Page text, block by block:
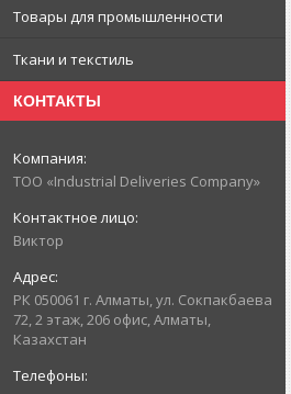
Товары для промышленности
Ткани и текстиль
КОНТАКТЫ
ТОО «Industrial Deliveries Company»
Виктор
РК 050061 г. Алматы, ул. Сокпакбаева
72, 2 этаж, 206 офис, Алматы,
Казахстан